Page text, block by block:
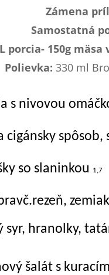
Zámena
Samostatná
porcia- 150g
Polievka: 330 ml
s nivovou
cigánsky spôsob,
so slaninkou 1,7
syr, hranolky,
šalát s